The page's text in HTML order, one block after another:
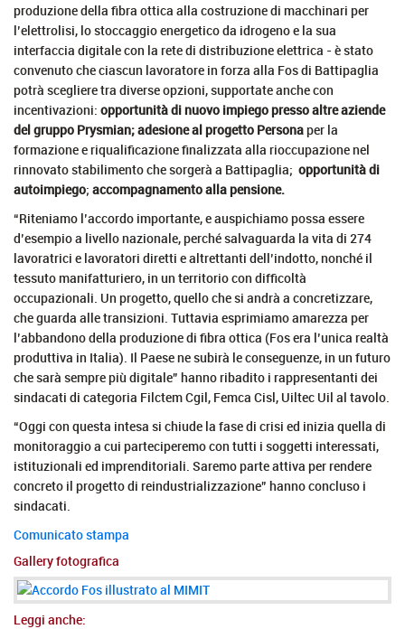
produzione della fibra ottica alla costruzione di macchinari per
l’elettrolisi, lo stoccaggio energetico da idrogeno e la sua
interfaccia digitale con la rete di distribuzione elettrica - è stato
convenuto che ciascun lavoratore in forza alla Fos di Battipaglia
potrà scegliere tra diverse opzioni, supportate anche con
incentivazioni: opportunità di nuovo impiego presso altre aziende
del gruppo Prysmian; adesione al progetto Personaper la
formazione e riqualificazione finalizzata alla rioccupazione nel
rinnovato stabilimento che sorgerà a Battipaglia; opportunità di
autoimpiego; accompagnamento alla pensione.
“Riteniamo l’accordo importante, e auspichiamo possa essere
d’esempio a livello nazionale, perché salvaguarda la vita di 274
lavoratrici e lavoratori diretti e altrettanti dell’indotto, nonché il
tessuto manifatturiero, in un territorio con difficoltà
occupazionali. Un progetto, quello che si andrà a concretizzare,
che guarda alle transizioni. Tuttavia esprimiamo amarezza per
l’abbandono della produzione di fibra ottica (Fos era l’unica realtà
produttiva in Italia). Il Paese ne subirà le conseguenze, in un futuro
che sarà sempre più digitale” hanno ribadito i rappresentanti dei
sindacati di categoria Filctem Cgil, Femca Cisl, Uiltec Uil al tavolo.
“Oggi con questa intesa si chiude la fase di crisi ed inizia quella di
monitoraggio a cui parteciperemo con tutti i soggetti interessati,
istituzionali ed imprenditoriali. Saremo parte attiva per rendere
concreto il progetto di reindustrializzazione” hanno concluso i
sindacati.
Comunicato stampa
Gallery fotografica
Leggi anche: